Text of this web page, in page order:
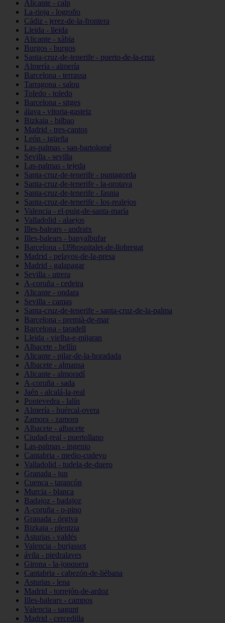
Alicante - calp
La-rioja - logroño
Cádiz - jerez-de-la-frontera
Lleida - lleida
Alicante - xàbia
Burgos - burgos
Santa-cruz-de-tenerife - puerto-de-la-cruz
Almería - almería
Barcelona - terrassa
Tarragona - salou
Toledo - toledo
Barcelona - sitges
álava - vitoria-gasteiz
Bizkaia - bilbao
Madrid - tres-cantos
León - igüeña
Las-palmas - san-bartolomé
Sevilla - sevilla
Las-palmas - tejeda
Santa-cruz-de-tenerife - puntagorda
Santa-cruz-de-tenerife - la-orotava
Santa-cruz-de-tenerife - fasnia
Santa-cruz-de-tenerife - los-realejos
Valencia - el-puig-de-santa-maría
Valladolid - alaejos
Illes-balears - andratx
Illes-balears - banyalbufar
Barcelona - l39hospitalet-de-llobregat
Madrid - pelayos-de-la-presa
Madrid - galapagar
Sevilla - utrera
A-coruña - cedeira
Alicante - ondara
Sevilla - camas
Santa-cruz-de-tenerife - santa-cruz-de-la-palma
Barcelona - premià-de-mar
Barcelona - taradell
Lleida - vielha-e-mijaran
Albacete - hellín
Alicante - pilar-de-la-horadada
Albacete - almansa
Alicante - almoradí
A-coruña - sada
Jaén - alcalá-la-real
Pontevedra - lalín
Almería - huércal-overa
Zamora - zamora
Albacete - albacete
Ciudad-real - puertollano
Las-palmas - ingenio
Cantabria - medio-cudeyo
Valladolid - tudela-de-duero
Granada - jun
Cuenca - tarancón
Murcia - blanca
Badajoz - badajoz
A-coruña - o-pino
Granada - órgiva
Bizkaia - plentzia
Asturias - valdés
Valencia - burjassot
ávila - piedralaves
Girona - la-jonquera
Cantabria - cabezón-de-liébana
Asturias - lena
Madrid - torrejón-de-ardoz
Illes-balears - campos
Valencia - sagunt
Madrid - cercedilla